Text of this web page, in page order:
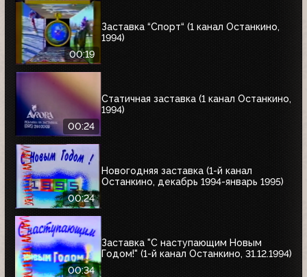
00:19
Заставка “Спорт“ (1 канал Останкино,
1994)
00:24
Статичная заставка (1 канал Останкино,
1994)
00:24
Новогодняя заставка (1-й канал
Останкино, декабрь 1994-январь 1995)
00:34
Заставка "С наступающим Новым
Годом!" (1-й канал Останкино, 31.12.1994)